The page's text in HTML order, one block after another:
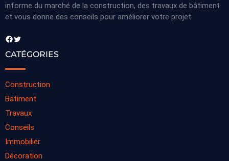
informe du marché de la construction, des travaux de bâtiment
et vous donne des conseils pour améliorer votre projet.
Facebook Twitter
CATÉGORIES
Construction
Batiment
Travaux
Conseils
Immobilier
Décoration